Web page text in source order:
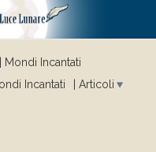
Mondi Incantati
Incantati
Articoli